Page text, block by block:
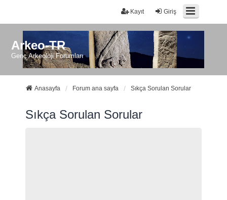
Giriş
Kayıt
Arkeo-TR
Genç Arkeoloji Forumları
Anasayfa Forum ana sayfa Sıkça Sorulan Sorular
Sıkça Sorulan Sorular